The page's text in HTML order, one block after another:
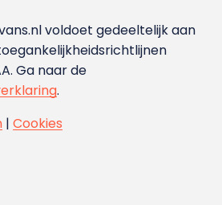
voldoet gedeeltelijk aan
Ga naar de
.
| Cookies